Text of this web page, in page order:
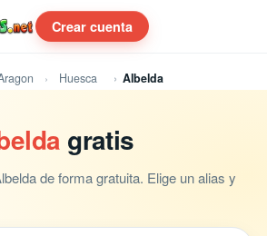
Crear cuenta
Huesca Albelda
gratis
de forma gratuita. Elige un alias y